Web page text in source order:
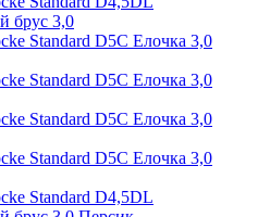
брус 3,0
Standard D5C Елочка 3,0
Standard D5C Елочка 3,0
Standard D5C Елочка 3,0
Standard D5C Елочка 3,0
Standard D4,5DL